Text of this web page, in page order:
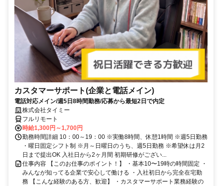
カスタマーサポート(企業と電話メイン)
電話対応メイン/週5日8時間勤務/応募から最短2日で内定
株式会社タイミー
フルリモート
時給1,300円～1,700円
勤務時間詳細 10：00～19：00 ※実働8時間、休憩1時間 ※週5日勤務
・曜日固定シフト制 ※月～日曜日のうち、週5日勤務 ※希望休は月2
日まで提出OK 入社日から2ヶ月間 初期研修がござい...
仕事内容 【このお仕事のポイント！】 ・基本10〜19時の時間固定 ・
みんなが知ってる企業で安心して働ける ・入社初日から完全在宅勤
務 【こんな経験のある方、歓迎】 ・カスタマーサポート業務経験の